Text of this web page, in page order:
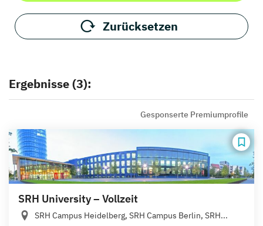
Zurücksetzen
Ergebnisse (3):
Gesponserte Premiumprofile
SRH University – Vollzeit
SRH Campus Heidelberg, SRH Campus Berlin, SRH...